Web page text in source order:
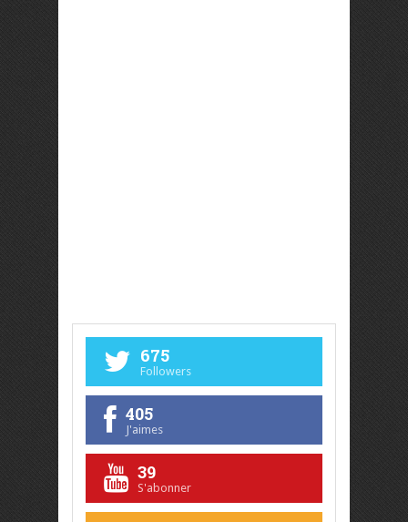
675
Followers
405
J'aimes
39
S'abonner